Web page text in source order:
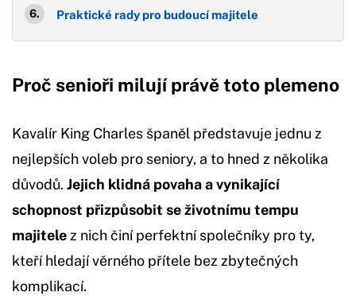
Praktické rady pro budoucí majitele
Proč senioři milují právě toto plemeno
Kavalír King Charles španěl představuje jednu z
nejlepších voleb pro seniory, a to hned z několika
důvodů. Jejich klidná povaha a vynikající
schopnost přizpůsobit se životnímu tempu
majitele z nich činí perfektní společníky pro ty,
kteří hledají věrného přítele bez zbytečných
komplikací.